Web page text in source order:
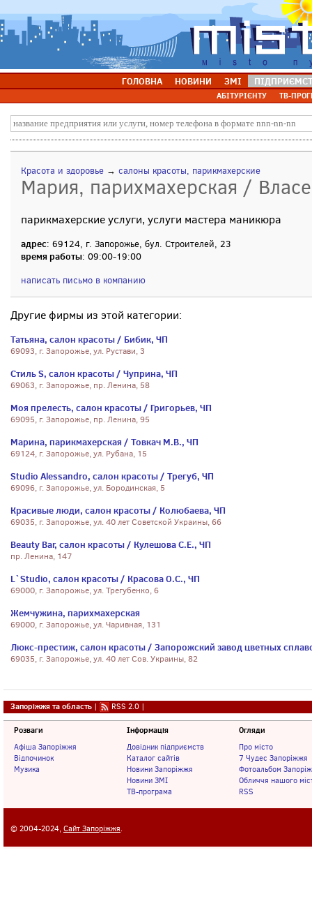
ГОЛОВНА НОВИНИ ЗМІ
АБІТУРІЄНТУ ТВ-
Красота и здоровье → салоны красоты, парикмахерские
Мария, парихмахерская /
парикмахерские услуги, услуги мастера маникюра
адрес: 69124, г. Запорожье, бул. Строителей, 23
время работы: 09:00-19:00
написать письмо в компанию
Другие фирмы из этой категории:
Татьяна, салон красоты / Бибик, ЧП
69093, г. Запорожье, ул. Рустави, 3
Стиль S, салон красоты / Чуприна, ЧП
69063, г. Запорожье, пр. Ленина, 58
Моя прелесть, салон красоты / Григорьев, ЧП
69095, г. Запорожье, пр. Ленина, 95
Марина, парикмахерская / Товкач М.В., ЧП
69124, г. Запорожье, ул. Рубана, 15
Studio Alessandro, салон красоты / Трегуб, ЧП
69096, г. Запорожье, ул. Бородинская, 5
Красивые люди, салон красоты / Колюбаева, ЧП
69035, г. Запорожье, ул. 40 лет Советской Украины, 66
Beauty Bar, салон красоты / Кулешова С.Е., ЧП
пр. Ленина, 147
L`Studio, салон красоты / Красова О.С., ЧП
69000, г. Запорожье, ул. Трегубенко, 6
Жемчужина, парихмахерская
69000, г. Запорожье, ул. Чаривная, 131
Люкс-престиж, салон красоты / Запорожский завод цветных
69035, г. Запорожье, ул. 40 лет Сов. Украины, 82
Запоріжжя та область | RSS 2.0 |
Розваги
Афіша Запоріжжя
Відпочинок
Музика
Інформація
Довідник підприємств
Каталог сайтів
Новини Запоріжжя
Новини ЗМІ
ТВ-програма
Огляди
Про місто
7 Чудес Запоріжжя
Фотоальбом
Обличчя нашого
RSS
© 2004-2024, Сайт Запоріжжя.